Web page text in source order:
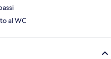
al WC